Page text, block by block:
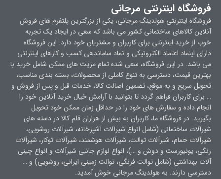
فروشگاه اینترنتی مرجانی
فروشگاه اینترنتی هولدینگ مرجانی، یکی از بزرگترین پلتفرم های فروش
آنلاین کالاهای ساختمانی کشور می باشد که سعی در ایجاد یک تجربه
خوب از خرید اینترنتی برای کاربران و مشتریان خود دارد. این فروشگاه
دارای اینماد اعتماد الکترونیکی و نماد ساماندهی کسب و کارهای اینترنتی
می باشد. در این فروشگاه، سعی شده تمام مزیت های ممکن شامل خرید با
بهترین قیمت، دسترسی به تنوع کاملی از محصولات، بسته بندی مناسب،
تحویل سریع و به موقع، تضمین اصالت کالا، خدمات قبل و پس از فروش و
… برای کاربران فراهم گردد تا بتوانید با آرامش خیال خرید آنلاین خود را
انجام داده و سفارش های خود را در حداقل زمان ممکن خود تحویل
بگیرید. در فروشگاه ما، کاربران به بیش از هزاران قلم کالا در دسته های
شیرآلات ساختمانی (شامل انواع شیرآلات آشپزخانه، شیرآلات روشویی،
شیرآلات حمام، شیرآلات توالت، شیرآلات هوشمند، شیرآلات توکار، شیرآلات
رنگی، یونیورست و دوش و …)، انواع لوازم جانبی شیرآلات و انواع چینی
آلات بهداشتی (شامل توالت فرنگی، توالت زمینی ایرانی، روشویی) و …
دسترسی دارند. به هولدینگ مرجانی خوش آمدید.